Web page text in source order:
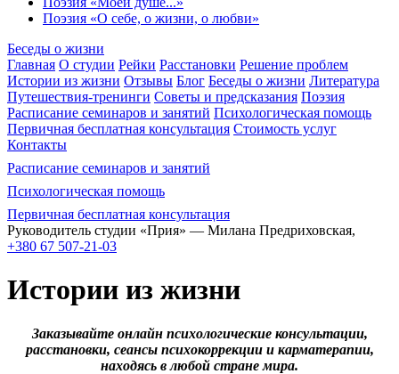
Поэзия «О себе, о жизни, о любви»
Беседы о жизни
Главная О студии Рейки Расстановки Решение проблем
Истории из жизни Отзывы Блог Беседы о жизни Литература
Путешествия-тренинги Советы и предсказания Поэзия
Расписание семинаров и занятий Психологическая помощь
Первичная бесплатная консультация Стоимость услуг
Контакты
Расписание семинаров и занятий
Психологическая помощь
Первичная бесплатная консультация
Руководитель студии «Прия» — Милана Предриховская,
+380 67 507-21-03
Истории из жизни
Заказывайте онлайн психологические консультации,
расстановки, сеансы психокоррекции и карматерапии,
находясь в любой стране мира.